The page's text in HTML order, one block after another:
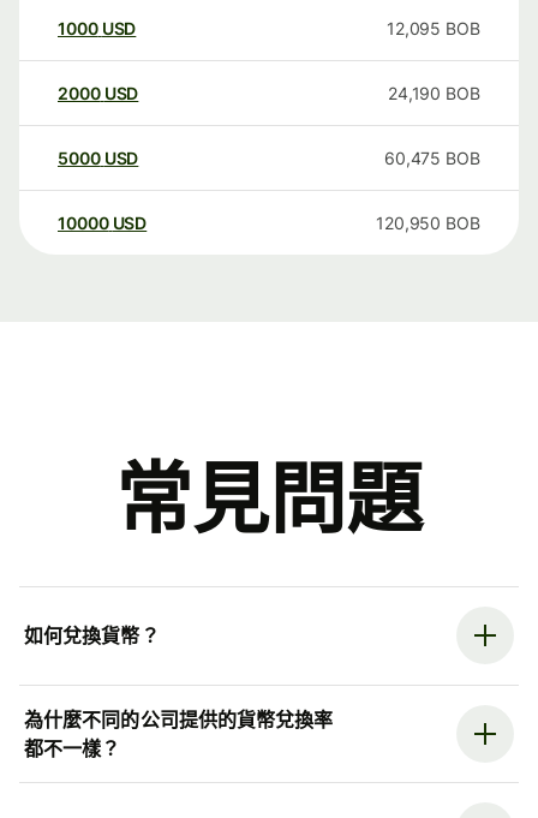
1000 USD 12,095 BOB
2000 USD 24,190 BOB
5000 USD 60,475 BOB
10000 USD 120,950 BOB
常見問題
如何兌換貨幣？
為什麼不同的公司提供的貨幣兌換率
都不一樣？